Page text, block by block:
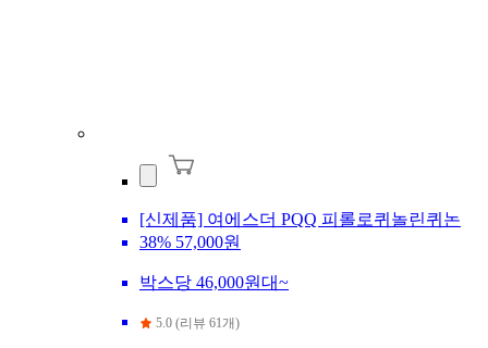
[신제품] 여에스더 PQQ 피롤로퀴놀린퀴논
38% 57,000원
박스당 46,000원대~
5.0 (리뷰 61개)